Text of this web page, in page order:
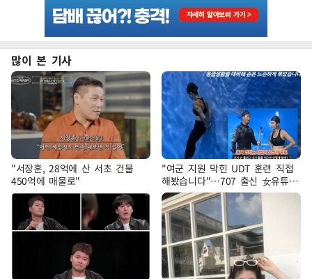
많이 본 기사
"서장훈, 28억에 산 서초 건물
450억에 매물로"
"여군 지원 막힌 UDT 훈련 직접
해봤습니다"…707 출신 女유튜버
'완벽 소화'